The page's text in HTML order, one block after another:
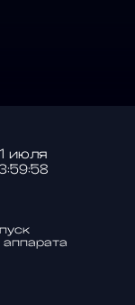
июля